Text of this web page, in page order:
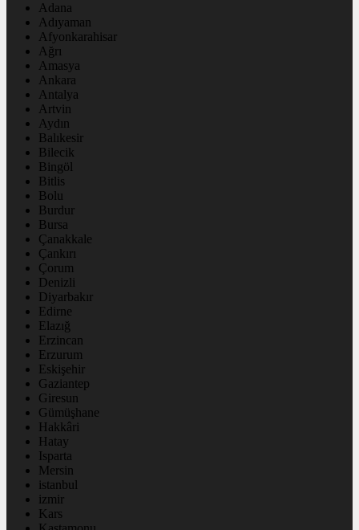
Adana
Adıyaman
Afyonkarahisar
Ağrı
Amasya
Ankara
Antalya
Artvin
Aydın
Balıkesir
Bilecik
Bingöl
Bitlis
Bolu
Burdur
Bursa
Çanakkale
Çankırı
Çorum
Denizli
Diyarbakır
Edirne
Elazığ
Erzincan
Erzurum
Eskişehir
Gaziantep
Giresun
Gümüşhane
Hakkâri
Hatay
Isparta
Mersin
istanbul
izmir
Kars